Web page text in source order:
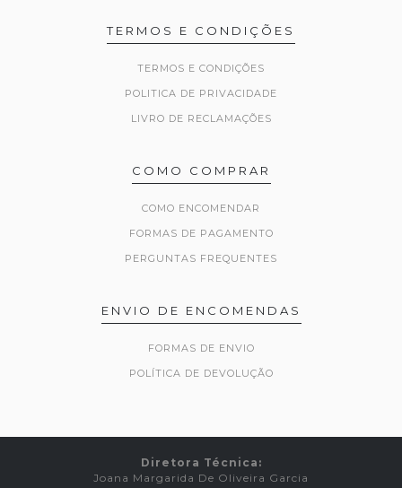
TERMOS E CONDIÇÕES
TERMOS E CONDIÇÕES
POLITICA DE PRIVACIDADE
LIVRO DE RECLAMAÇÕES
COMO COMPRAR
COMO ENCOMENDAR
FORMAS DE PAGAMENTO
PERGUNTAS FREQUENTES
ENVIO DE ENCOMENDAS
FORMAS DE ENVIO
POLÍTICA DE DEVOLUÇÃO
Diretora Técnica:
Joana Margarida De Oliveira Garcia